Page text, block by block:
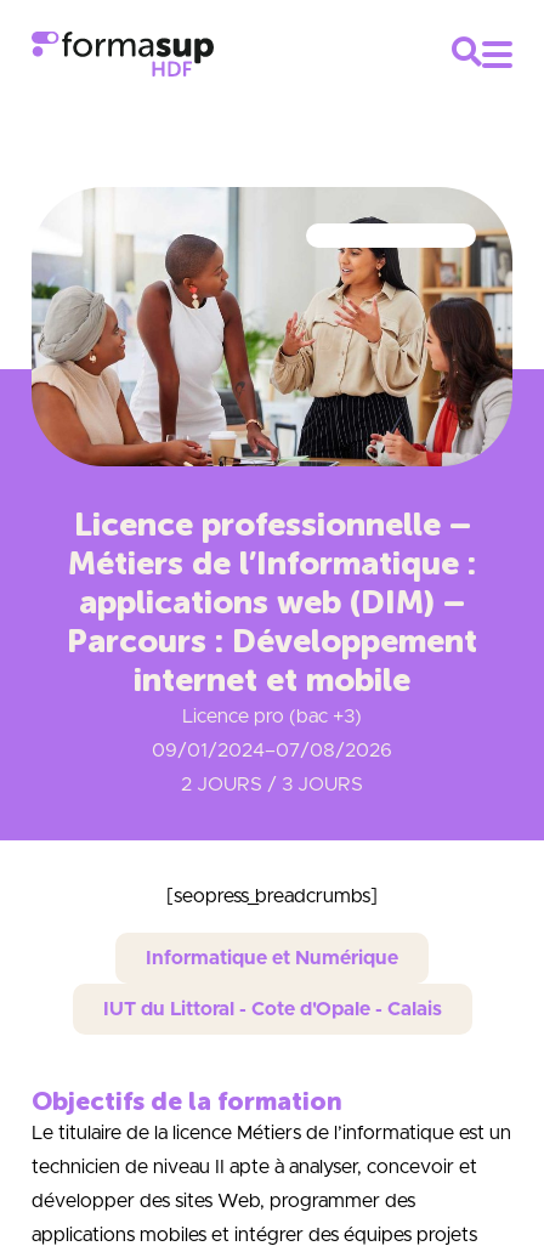
Licence professionnelle –
Métiers de l’Informatique :
applications web (DIM) –
Parcours : Développement
internet et mobile
Licence pro (bac +3)
09/01/2024–07/08/2026
2 JOURS / 3 JOURS
[seopress_breadcrumbs]
Informatique et Numérique
IUT du Littoral - Cote d'Opale - Calais
Objectifs de la formation
Le titulaire de la licence Métiers de l’informatique est un
technicien de niveau II apte à analyser, concevoir et
développer des sites Web, programmer des
applications mobiles et intégrer des équipes projets